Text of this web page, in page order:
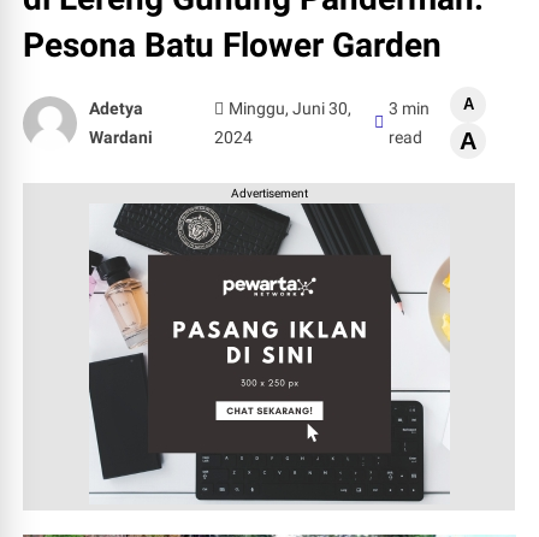
Pesona Batu Flower Garden
Adetya
Wardani
Minggu, Juni 30,
2024
3 min
read
A
A
Advertisement